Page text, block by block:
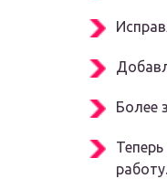
Более
работу.